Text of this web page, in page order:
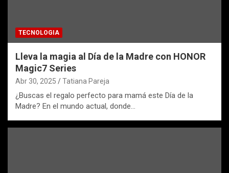
TECNOLOGIA
Lleva la magia al Día de la Madre con HONOR
Magic7 Series
Abr 30, 2025 Tatiana Pareja
¿Buscas el regalo perfecto para mamá este Día de la
Madre? En el mundo actual, donde…